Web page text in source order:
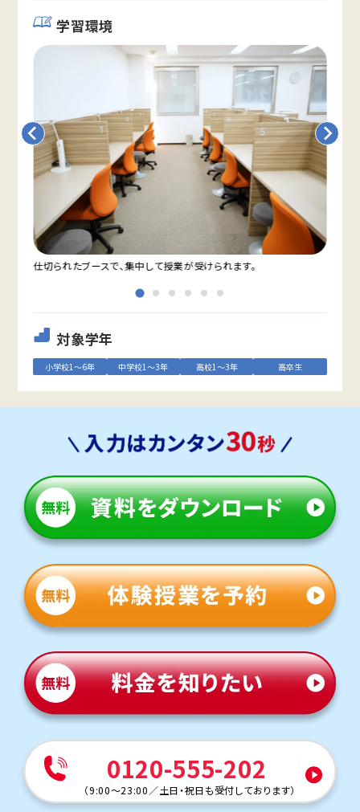
学習環境
仕切られたブースで、集中して授業が受けられます。
対象学年
小学校1～6年 中学校1～3年 高校1～3年 高卒生
0120-555-202
（9:00～23:00／土日・祝日も受付しております）